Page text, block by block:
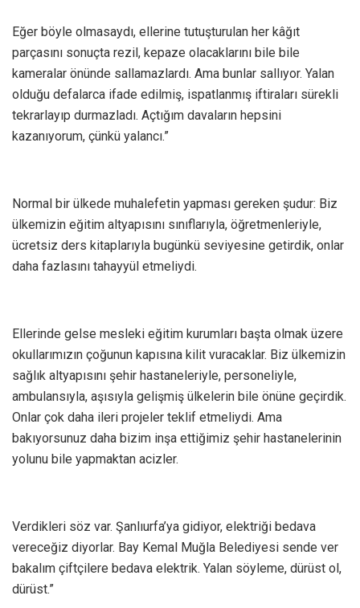
Eğer böyle olmasaydı, ellerine tutuşturulan her kâğıt
parçasını sonuçta rezil, kepaze olacaklarını bile bile
kameralar önünde sallamazlardı. Ama bunlar sallıyor. Yalan
olduğu defalarca ifade edilmiş, ispatlanmış iftiraları sürekli
tekrarlayıp durmazladı. Açtığım davaların hepsini
kazanıyorum, çünkü yalancı.”
Normal bir ülkede muhalefetin yapması gereken şudur: Biz
ülkemizin eğitim altyapısını sınıflarıyla, öğretmenleriyle,
ücretsiz ders kitaplarıyla bugünkü seviyesine getirdik, onlar
daha fazlasını tahayyül etmeliydi.
Ellerinde gelse mesleki eğitim kurumları başta olmak üzere
okullarımızın çoğunun kapısına kilit vuracaklar. Biz ülkemizin
sağlık altyapısını şehir hastaneleriyle, personeliyle,
ambulansıyla, aşısıyla gelişmiş ülkelerin bile önüne geçirdik.
Onlar çok daha ileri projeler teklif etmeliydi. Ama
bakıyorsunuz daha bizim inşa ettiğimiz şehir hastanelerinin
yolunu bile yapmaktan acizler.
Verdikleri söz var. Şanlıurfa’ya gidiyor, elektriği bedava
vereceğiz diyorlar. Bay Kemal Muğla Belediyesi sende ver
bakalım çiftçilere bedava elektrik. Yalan söyleme, dürüst ol,
dürüst.”